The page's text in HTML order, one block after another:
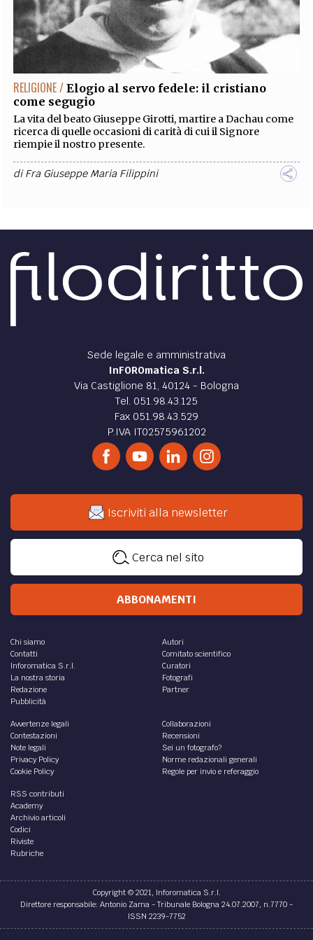
RELIGIONE / Elogio al servo fedele: il cristiano
come segugio
La vita del beato Giuseppe Girotti, martire a Dachau come
ricerca di quelle occasioni di carità di cui il Signore
riempie il nostro presente.
diFra Giuseppe Maria Filippini
Sede legale e amministrativa
InFOROmatica S.r.l.
Via Castiglione 81, 40124 - Bologna
Tel. 051.98.43.125
Fax 051.98.43.529
P.IVA IT02575961202
Iscriviti alla newsletter
Cerca nel sito
ABBONAMENTI
Chi siamo
Contatti
Inforomatica S.r.l.
La nostra storia
Redazione
Pubblicità
Autori
Comitato scientifico
Curatori
Fotografi
Partner
Avvertenze legali
Contestazioni
Note legali
Privacy Policy
Cookie Policy
Collaborazioni
Recensioni
Sei un fotografo?
Norme redazionali generali
Regole per invio e referaggio
RSS contributi
Academy
Archivio articoli
Codici
Riviste
Rubriche
Copyright © 2021, Inforomatica S.r.l.
Direttore responsabile: Antonio Zama - Tribunale Bologna 24.07.2007, n.7770 -
ISSN 2239-7752